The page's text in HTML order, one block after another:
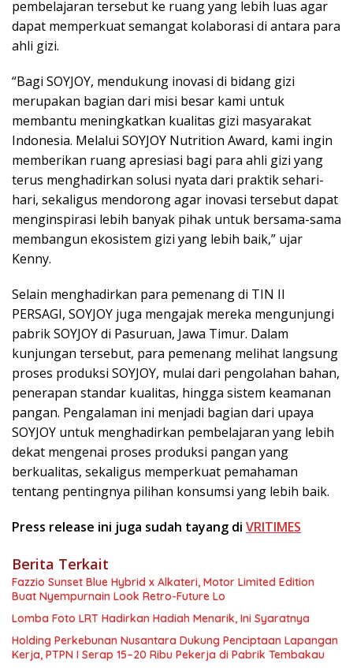
pembelajaran tersebut ke ruang yang lebih luas agar
dapat memperkuat semangat kolaborasi di antara para
ahli gizi.
“Bagi SOYJOY, mendukung inovasi di bidang gizi
merupakan bagian dari misi besar kami untuk
membantu meningkatkan kualitas gizi masyarakat
Indonesia. Melalui SOYJOY Nutrition Award, kami ingin
memberikan ruang apresiasi bagi para ahli gizi yang
terus menghadirkan solusi nyata dari praktik sehari-
hari, sekaligus mendorong agar inovasi tersebut dapat
menginspirasi lebih banyak pihak untuk bersama-sama
membangun ekosistem gizi yang lebih baik,” ujar
Kenny.
Selain menghadirkan para pemenang di TIN II
PERSAGI, SOYJOY juga mengajak mereka mengunjungi
pabrik SOYJOY di Pasuruan, Jawa Timur. Dalam
kunjungan tersebut, para pemenang melihat langsung
proses produksi SOYJOY, mulai dari pengolahan bahan,
penerapan standar kualitas, hingga sistem keamanan
pangan. Pengalaman ini menjadi bagian dari upaya
SOYJOY untuk menghadirkan pembelajaran yang lebih
dekat mengenai proses produksi pangan yang
berkualitas, sekaligus memperkuat pemahaman
tentang pentingnya pilihan konsumsi yang lebih baik.
Press release ini juga sudah tayang di VRITIMES
Berita Terkait
Fazzio Sunset Blue Hybrid x Alkateri, Motor Limited Edition
Buat Nyempurnain Look Retro-Future Lo
Lomba Foto LRT Hadirkan Hadiah Menarik, Ini Syaratnya
Holding Perkebunan Nusantara Dukung Penciptaan Lapangan
Kerja, PTPN I Serap 15–20 Ribu Pekerja di Pabrik Tembakau